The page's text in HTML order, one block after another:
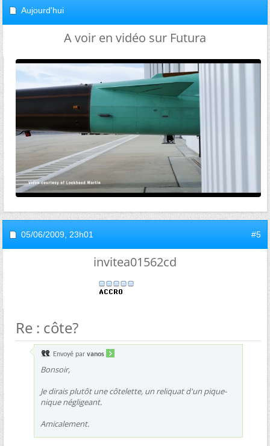
Aujourd'hui
A voir en vidéo sur Futura
05/06/2009, 23h01 #5
invitea01562cd
Re : côte?
Envoyé par vanos
Bonsoir,
Je dirais plutôt une côtelette, un reliquat d'un pique-
nique négligeant.
Amicalement.